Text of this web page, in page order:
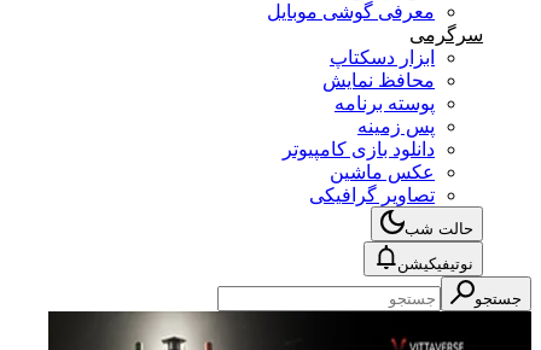
معرفی گوشی موبایل
سرگرمی
ابزار دسکتاپ
محافظ نمایش
پوسته برنامه
پس زمینه
دانلود بازی کامپیوتر
عکس ماشین
تصاویر گرافیکی
حالت شب
نوتیفیکیشن
جستجو